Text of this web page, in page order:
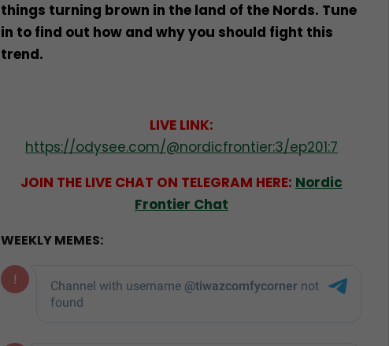
things turning brown in the land of the Nords. Tune
in to find out how and why you should fight this
trend.
LIVE LINK:
https://odysee.com/@nordicfrontier:3/ep201:7
JOIN THE LIVE CHAT ON TELEGRAM HERE: Nordic
Frontier Chat
WEEKLY MEMES: